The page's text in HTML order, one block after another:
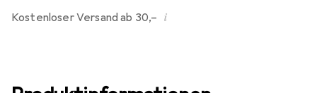
Kostenloser Versand ab 30,– i